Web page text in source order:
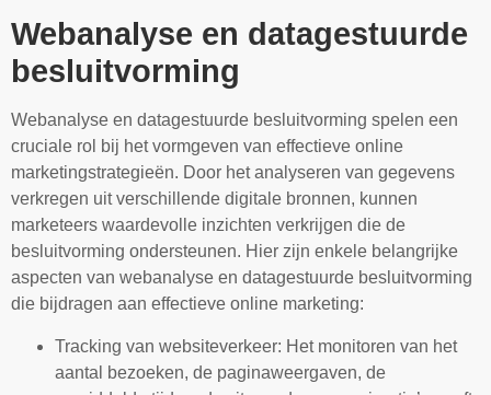
Webanalyse en datagestuurde
besluitvorming
Webanalyse en datagestuurde besluitvorming spelen een
cruciale rol bij het vormgeven van effectieve online
marketingstrategieën. Door het analyseren van gegevens
verkregen uit verschillende digitale bronnen, kunnen
marketeers waardevolle inzichten verkrijgen die de
besluitvorming ondersteunen. Hier zijn enkele belangrijke
aspecten van webanalyse en datagestuurde besluitvorming
die bijdragen aan effectieve online marketing:
Tracking van websiteverkeer: Het monitoren van het
aantal bezoeken, de paginaweergaven, de